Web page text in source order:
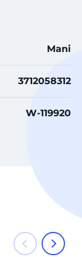
Mani
3712058312
W-119920